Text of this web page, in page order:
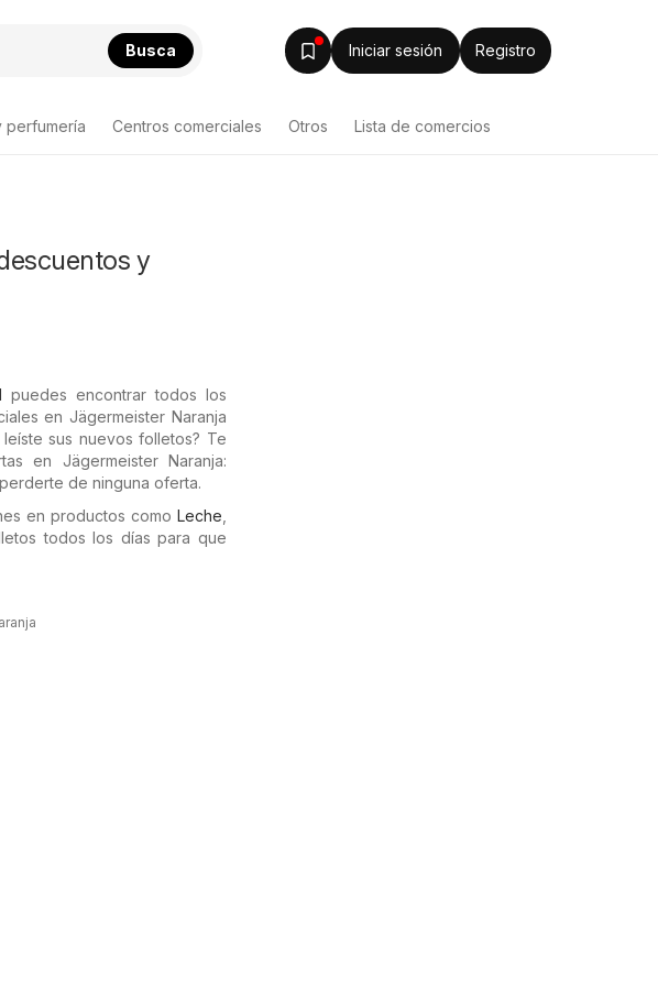
Busca Iniciar sesión Registro
perfumería Centros comerciales Otros Lista de comercios
y
puedes encontrar todos los
en Jägermeister Naranja
sus nuevos folletos? Te
en Jägermeister Naranja:
de ninguna oferta.
en productos como Leche
todos los días para que